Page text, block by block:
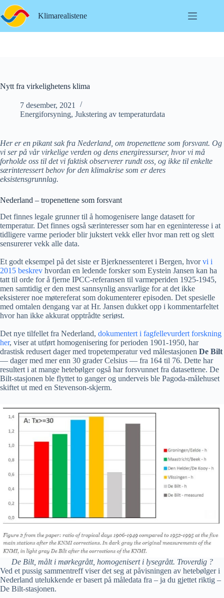
Hopp
til
innholdet
Klimarealistene
Nytt fra virkelighetens klima
7 desember, 2021
Energiforsyning, Jukstering av temperaturdata
Her er en pikant sak fra Nederland, om tropenettene som forsvant. Og
vi ser på vår virkelige verden og dens energiressurser, hvor vi må
forholde oss til det vi faktisk observerer rundt oss, og ikke til enkelte
særinteressert behov for den klimakrise som er deres
eksistensgrunnlag.
Nederland – tropenettene som forsvant
Det finnes legale grunner til å homogenisere lange datasett for
temperatur. Det finnes også særinteresser som har en egeninteresse i at
tidligere varme perioder blir jukstert vekk eller hvor man rett og slett
sensurerer vekk alle data.
Et godt eksempel på det siste er Bjerknessenteret i Bergen, hvorvi i
2015 beskrev hvordan en ledende forsker som Eystein Jansen kan ha
tatt til orde for å fjerne IPCC-referansen til varmeperiden 1925-1945,
men samtidig er den mest sannsynlig ansvarlige for at det ikke
eksisterer noe møtereferat som dokumenterer episoden. Det spesielle
med omtalen dengang var at Hr. Jansen dukket opp i kommentarfeltet
hvor han ikke akkurat opptrådte seriøst.
Det nye tilfellet fra Nederland, dokumentert i fagfellevurdert forskning
her, viser at utført homogenisering for perioden 1901-1950, har
drastisk redusert dager med tropetemperatur ved målestasjonen De Bilt
— dager med mer enn 30 grader Celsius — fra 164 til 76. Dette har
resultert i at mange hetebølger også har forsvunnet fra datasettene. De
Bilt-stasjonen ble flyttet to ganger og underveis ble Pagoda-målehuset
skiftet ut med en Stevenson-skjerm.
De Bilt, målt i mørkegrått, homogenisert i lysegrått. Troverdig ?
Ved et pussig sammentreff viser det seg at påvisningen av hetebølger i
Nederland utelukkende er basert på måledata fra – ja du gjettet riktig –
De Bilt-stasjonen.